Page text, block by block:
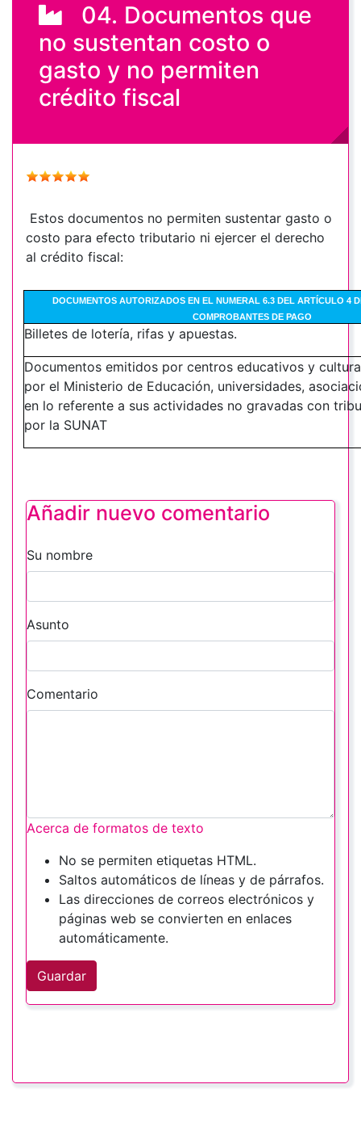
04. Documentos que
no sustentan costo o
gasto y no permiten
crédito fiscal
Estos documentos no permiten sustentar gasto o
costo para efecto tributario ni ejercer el derecho
al crédito fiscal:
DOCUMENTOS AUTORIZADOS EN EL NUMERAL 6.3 DEL ARTÍCULO 4
COMPROBANTES DE PAGO
Billetes de lotería, rifas y apuestas.
Documentos emitidos por centros educativos y
por el Ministerio de Educación, universidades,
en lo referente a sus actividades no gravadas con
por la SUNAT
Añadir nuevo comentario
Su nombre
Asunto
Comentario
Acerca de formatos de texto
No se permiten etiquetas HTML.
Saltos automáticos de líneas y de párrafos.
Las direcciones de correos electrónicos y
páginas web se convierten en enlaces
automáticamente.
Guardar